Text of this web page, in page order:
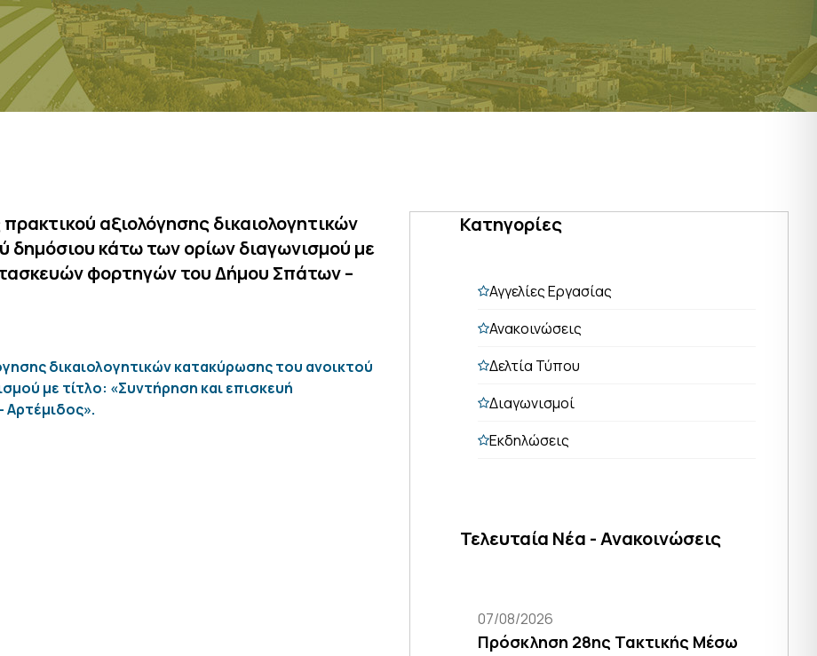
αξιολόγησης δικαιολογητικών
δημόσιου κάτω των ορίων διαγωνισμού με
φορτηγών του Δήμου Σπάτων –
δικαιολογητικών κατακύρωσης του ανοικτού
με τίτλο: «Συντήρηση και επισκευή
Κατηγορίες
Αγγελίες Εργασίας
Ανακοινώσεις
Δελτία Τύπου
Διαγωνισμοί
Εκδηλώσεις
Τελευταία Νέα - Ανακοινώσεις
07/08/2026
Πρόσκληση 28ης Τακτικής Μέσω